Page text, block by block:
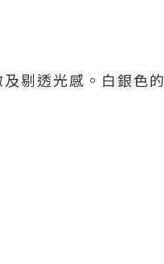
剔透光感。白銀色的